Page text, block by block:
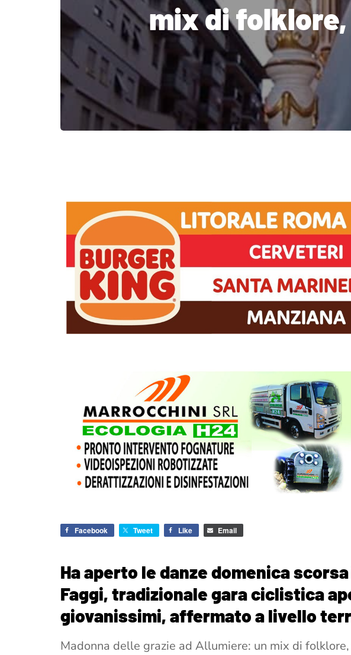
mix di
Facebook Tweet Like Email
Ha aperto le danze domenica
Faggi, tradizionale gara ciclistica
giovanissimi, affermato a livello
Madonna delle grazie ad Allumiere: un mix di